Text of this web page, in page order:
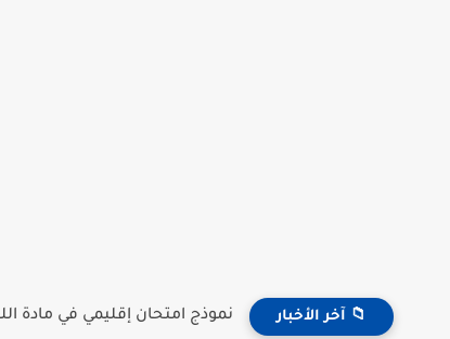
📁 آخر الأخبار نموذج امتحان إقليمي في مادة